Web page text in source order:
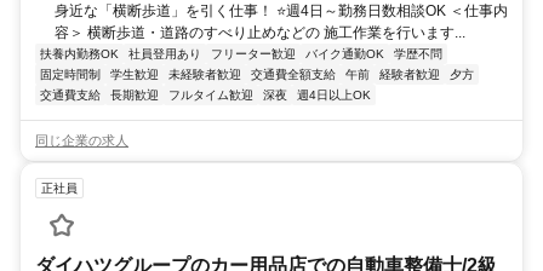
身近な「横断歩道」を引く仕事！ ⭐週4日～勤務日数相談OK ＜仕事内
容＞ 横断歩道・道路のすべり止めなどの 施工作業を行います...
扶養内勤務OK 社員登用あり フリーター歓迎 バイク通勤OK
学歴不問
固定時間制
学生歓迎 未経験者歓迎 交通費全額支給 午前 経験者歓迎
夕方
交通費支給
長期歓迎 フルタイム歓迎 深夜 週4日以上OK
同じ企業の求人
正社員
ダイハツグループのカー用品店での自動車整備士/2級